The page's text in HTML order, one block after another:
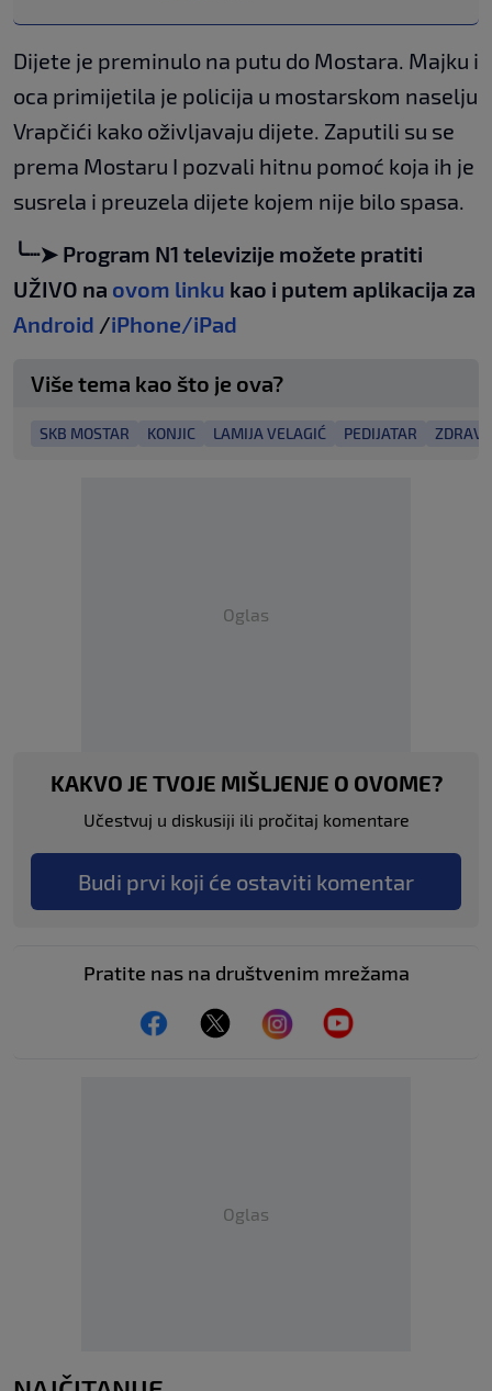
Dijete je preminulo na putu do Mostara. Majku i
oca primijetila je policija u mostarskom naselju
Vrapčići kako oživljavaju dijete. Zaputili su se
prema Mostaru I pozvali hitnu pomoć koja ih je
susrela i preuzela dijete kojem nije bilo spasa.
╰┈➤ Program N1 televizije možete pratiti
UŽIVO na ovom linku kao i putem aplikacija za
Android /iPhone/iPad
Više tema kao što je ova?
SKB MOSTAR KONJIC LAMIJA VELAGIĆ PEDIJATAR
Oglas
KAKVO JE TVOJE MIŠLJENJE O OVOME?
Učestvuj u diskusiji ili pročitaj komentare
Budi prvi koji će ostaviti komentar
Pratite nas na društvenim mrežama
Oglas